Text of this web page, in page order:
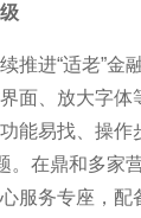
推进“适老”金
面、放大字体
能易找、操作
。在鼎和多家
服务专座，